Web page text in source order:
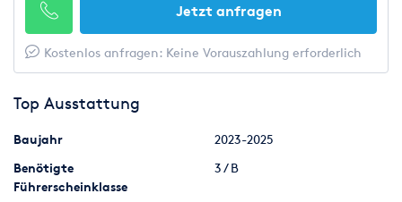
Jetzt anfragen
Kostenlos anfragen: Keine Vorauszahlung erforderlich
Top Ausstattung
Baujahr
2023-2025
Benötigte
Führerscheinklasse
3 / B